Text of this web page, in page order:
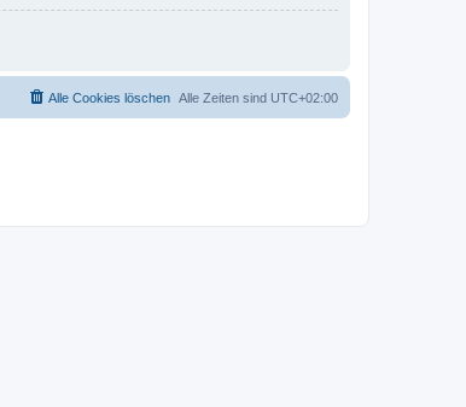
Alle Zeiten sind UTC+02:00
Alle Cookies löschen